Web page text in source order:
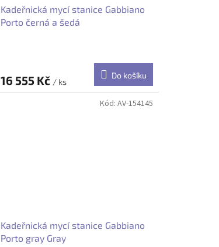
Kadeřnická mycí stanice Gabbiano
Porto černá a šedá
16 555 Kč / ks
Do košíku
Kadeřnická mycí stanice Gabbiano
Porto gray Gray
Kód: AV-154145